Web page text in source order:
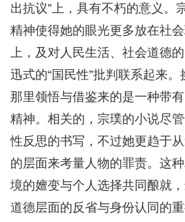
出抗议”上，具有不朽的意义。
精神使得她的眼光更多放在社
上，及对人民生活、社会道德
迅式的“国民性”批判联系起来
那里领悟与借鉴来的是一种带
精神。相关的，宗璞的小说尽
性反思的书写，不过她更趋于
的层面来考量人物的罪责。这
境的嬗变与个人选择共同酿就
道德层面的反省与身份认同的